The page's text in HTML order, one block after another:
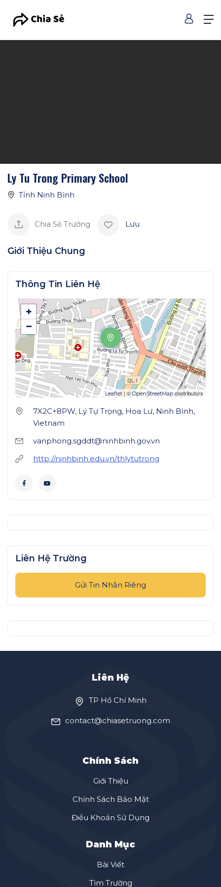
Ly Tu Trong Primary School
Tỉnh Ninh Bình
Chia Sẻ Trường Lưu
Giới Thiệu Chung
Thông Tin Liên Hệ
+
−
Leaflet| © OpenStreetMap contributors
7X2C+8PW, Lý Tự Trọng, Hoa Lư, Ninh Bình,
Vietnam
vanphong.sgddt@ninhbinh.gov.vn
http://ninhbinh.edu.vn/thlytutrong
Liên Hệ Trường
Gửi Tin Nhắn Riêng
Liên Hệ
TP Hồ Chí Minh
contact@chiasetruong.com
Chính Sách
Giới Thiệu
Chính Sách Bảo Mật
Điều Khoản Sử Dụng
Danh Mục
Bài Viết
Tìm Trường